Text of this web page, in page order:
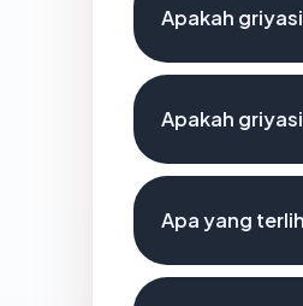
Apakah
Apakah
Apa yang